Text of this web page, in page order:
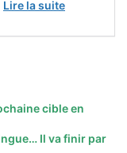
Lire la suite
cible en
Il va finir par